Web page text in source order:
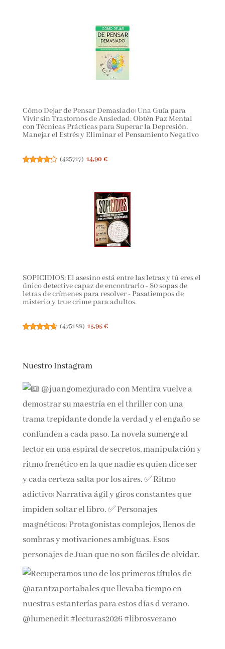
Cómo Dejar de Pensar Demasiado: Una Guía para
Vivir sin Trastornos de Ansiedad. Obtén Paz Mental
con Técnicas Prácticas para Superar la Depresión,
Manejar el Estrés y Eliminar el Pensamiento Negativo
(425717) 14,90 €
SOPICIDIOS: El asesino está entre las letras y tú eres el
único detective capaz de encontrarlo - 80 sopas de
letras de crímenes para resolver - Pasatiempos de
misterio y true crime para adultos.
(475188) 15,95 €
Nuestro Instagram